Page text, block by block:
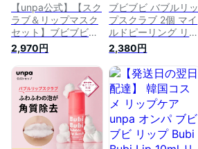
【unpa公式】【スク
ラブ＆リップマスク
セット】ブビブビリ
ップスクラブ1個 +
リップケアマスク1個
/ 唇 スクラブ マイル
ドピーリング ナイト
ケア 縦ジワ 高保湿
日中持続 ホホバ種子
カサカサ 角質ケア
韓国コスメ 国内正規
2,970円
ブビブビ バブルリッ
プスクラブ 2個 マイ
ルドピーリング リッ
プ 保湿 リップケア
スクラブ カサカサ
なめらかな ひび割れ
保つ 唇ケア 角質ケ
ア 韓国 bubibubi
2,380円